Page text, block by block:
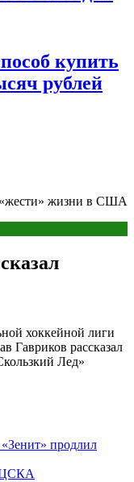
купить
рублей
«жести» жизни в США
хоккейной лиги
Гавриков рассказал
Лед»
продлил
ЦСКА